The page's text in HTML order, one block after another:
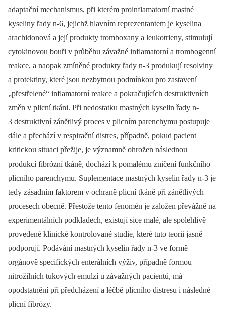
adaptační mechanismus, při kterém proinflamatorní mastné
kyseliny řady n-6, jejichž hlavním reprezentantem je kyselina
arachidonová a její produkty tromboxany a leukotrieny, stimulují
cytokinovou bouři v průběhu závažné inflamatorní a trombogenní
reakce, a naopak zmíněné produkty řady n-3 produkují resolviny
a protektiny, které jsou nezbytnou podmínkou pro zastavení
„přestřelené“ inflamatorní reakce a pokračujících destruktivních
změn v plicní tkáni. Při nedostatku mastných kyselin řady n-
3 destruktivní zánětlivý proces v plicním parenchymu postupuje
dále a přechází v respirační distres, případně, pokud pacient
kritickou situaci přežije, je významně ohrožen následnou
produkcí fibrózní tkáně, dochází k pomalému zničení funkčního
plicního parenchymu. Suplementace mastných kyselin řady n-3 je
tedy zásadním faktorem v ochraně plicní tkáně při zánětlivých
procesech obecně. Přestože tento fenomén je založen převážně na
experimentálních podkladech, existují sice malé, ale spolehlivě
provedené klinické kontrolované studie, které tuto teorii jasně
podporují. Podávání mastných kyselin řady n-3 ve formě
orgánově specifických enterálních výživ, případně formou
nitrožilních tukových emulzí u závažných pacientů, má
opodstatnění při předcházení a léčbě plicního distresu i následné
plicní fibrózy.